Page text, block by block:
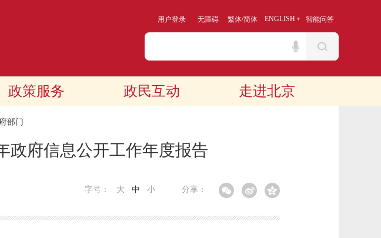
用户登录 无障碍 繁体/简体 ENGLISH 智能问答
政策服务 政民互动 走进北京
部门
政府信息公开工作年度报告
分享：
字号： 大 中 小